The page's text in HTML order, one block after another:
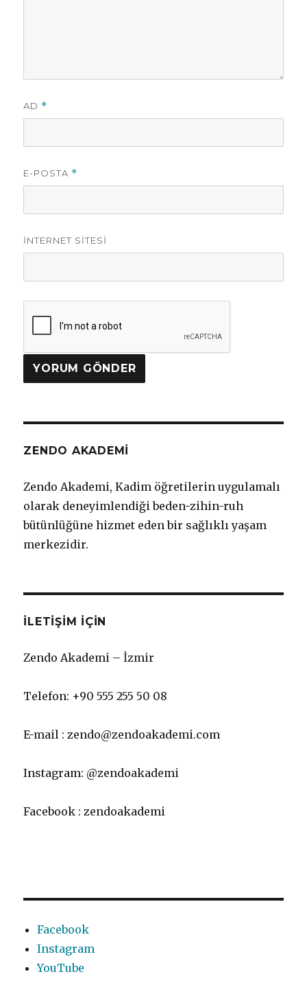
AD *
E-POSTA *
İNTERNET SITESI
ZENDO AKADEMİ
Zendo Akademi, Kadim öğretilerin uygulamalı
olarak deneyimlendiği beden-zihin-ruh
bütünlüğüne hizmet eden bir sağlıklı yaşam
merkezidir.
İLETIŞIM IÇIN
Zendo Akademi – İzmir
Telefon: +90 555 255 50 08
E-mail : zendo@zendoakademi.com
Instagram: @zendoakademi
Facebook : zendoakademi
Facebook
Instagram
YouTube